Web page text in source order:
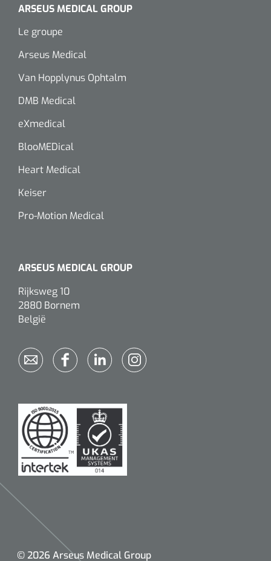
ARSEUS MEDICAL GROUP
Le groupe
Arseus Medical
Van Hopplynus Ophtalm
DMB Medical
eXmedical
BlooMEDical
Heart Medical
Keiser
Pro-Motion Medical
ARSEUS MEDICAL GROUP
Rijksweg 10
2880 Bornem
België
© 2026 Arseus Medical Group